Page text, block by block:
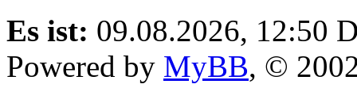
Es ist: 09.08.2026, 12:50
Powered by MyBB, ©